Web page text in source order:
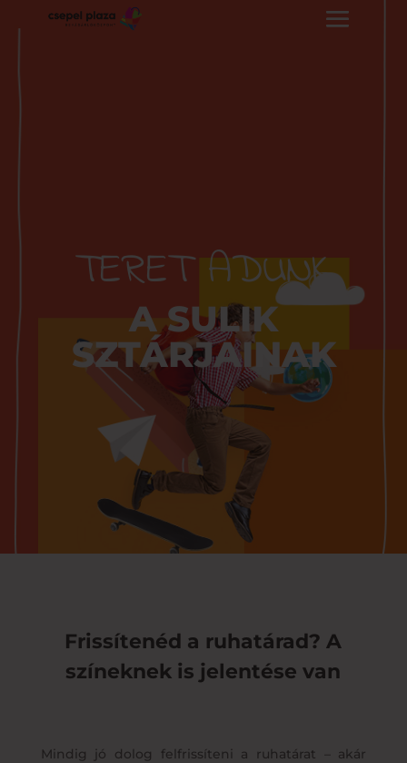
TERET ADUNK
A SULIK
SZTÁRJAINAK
Frissítenéd a ruhatárad? A
színeknek is jelentése van
Mindig jó dolog felfrissíteni a ruhatárat – akár